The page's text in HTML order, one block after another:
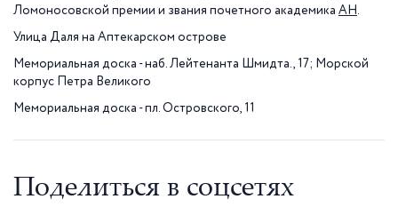
Ломоносовской премии и звания почетного академика АН.
Улица Даля на Аптекарском острове
Мемориальная доска - наб. Лейтенанта Шмидта., 17; Морской
корпус Петра Великого
Мемориальная доска - пл. Островского, 11
Поделиться в соцсетях